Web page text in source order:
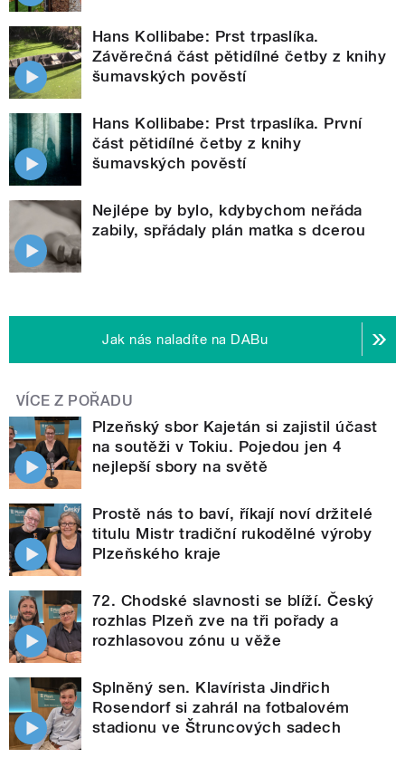
Hans Kollibabe: Prst trpaslíka.
Závěrečná část pětidílné četby z knihy
šumavských pověstí
Hans Kollibabe: Prst trpaslíka. První
část pětidílné četby z knihy
šumavských pověstí
Nejlépe by bylo, kdybychom neřáda
zabily, spřádaly plán matka s dcerou
Jak nás naladíte na DABu
VÍCE Z POŘADU
Plzeňský sbor Kajetán si zajistil účast
na soutěži v Tokiu. Pojedou jen 4
nejlepší sbory na světě
Prostě nás to baví, říkají noví držitelé
titulu Mistr tradiční rukodělné výroby
Plzeňského kraje
72. Chodské slavnosti se blíží. Český
rozhlas Plzeň zve na tři pořady a
rozhlasovou zónu u věže
Splněný sen. Klavírista Jindřich
Rosendorf si zahrál na fotbalovém
stadionu ve Štruncových sadech